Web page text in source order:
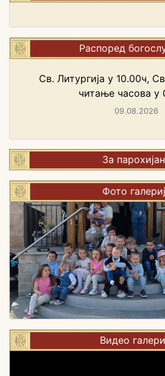
Распоред
Св. Литургија у 10.00ч,
читање часова у
09.08.2026
За
Фото
Видео